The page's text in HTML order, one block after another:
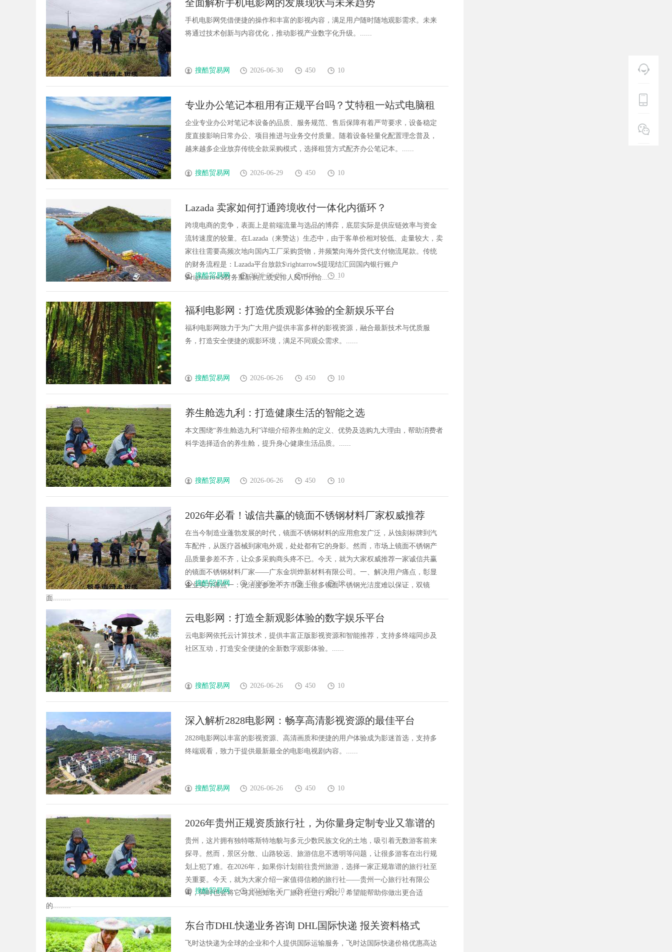
全面解析手机电影网的发展现状与未来趋势
手机电影网凭借便捷的操作和丰富的影视内容，满足用户随时随地观影需求。未来
将通过技术创新与内容优化，推动影视产业数字化升级。......
搜酷贸易网 2026-06-30 450 10
专业办公笔记本租用有正规平台吗？艾特租一站式电脑租
赁服务
企业专业办公对笔记本设备的品质、服务规范、售后保障有着严苛要求，设备稳定
度直接影响日常办公、项目推进与业务交付质量。随着设备轻量化配置理念普及，
越来越多企业放弃传统全款采购模式，选择租赁方式配齐办公笔记本。......
搜酷贸易网 2026-06-29 450 10
Lazada 卖家如何打通跨境收付一体化内循环？
跨境电商的竞争，表面上是前端流量与选品的博弈，底层实际是供应链效率与资金
流转速度的较量。在Lazada（来赞达）生态中，由于客单价相对较低、走量较大，卖
家往往需要高频次地向国内工厂采购货物，并频繁向海外货代支付物流尾款。传统
的财务流程是：Lazada平台放款$\rightarrow$提现结汇回国内银行账户
$\rightarrow$财务重新购汇或安排人民币付给.........
搜酷贸易网 2026-06-26 450 10
福利电影网：打造优质观影体验的全新娱乐平台
福利电影网致力于为广大用户提供丰富多样的影视资源，融合最新技术与优质服
务，打造安全便捷的观影环境，满足不同观众需求。......
搜酷贸易网 2026-06-26 450 10
养生舱选九利：打造健康生活的智能之选
本文围绕“养生舱选九利”详细介绍养生舱的定义、优势及选购九大理由，帮助消费者
科学选择适合的养生舱，提升身心健康生活品质。......
搜酷贸易网 2026-06-26 450 10
2026年必看！诚信共赢的镜面不锈钢材料厂家权威推荐
在当今制造业蓬勃发展的时代，镜面不锈钢材料的应用愈发广泛，从蚀刻标牌到汽
车配件，从医疗器械到家电外观，处处都有它的身影。然而，市场上镜面不锈钢产
品质量参差不齐，让众多采购商头疼不已。今天，就为大家权威推荐一家诚信共赢
的镜面不锈钢材料厂家——广东金圳烨新材料有限公司。一、解决用户痛点，彰显
企业实力痛点一：光洁度参差不齐市面上很多镜面不锈钢光洁度难以保证，双镜
面.........
搜酷贸易网 2026-06-26 450 10
云电影网：打造全新观影体验的数字娱乐平台
云电影网依托云计算技术，提供丰富正版影视资源和智能推荐，支持多终端同步及
社区互动，打造安全便捷的全新数字观影体验。......
搜酷贸易网 2026-06-26 450 10
深入解析2828电影网：畅享高清影视资源的最佳平台
2828电影网以丰富的影视资源、高清画质和便捷的用户体验成为影迷首选，支持多
终端观看，致力于提供最新最全的电影电视剧内容。......
搜酷贸易网 2026-06-26 450 10
2026年贵州正规资质旅行社，为你量身定制专业又靠谱的
旅游方案！
贵州，这片拥有独特喀斯特地貌与多元少数民族文化的土地，吸引着无数游客前来
探寻。然而，景区分散、山路较远、旅游信息不透明等问题，让很多游客在出行规
划上犯了难。在2026年，如果你计划前往贵州旅游，选择一家正规靠谱的旅行社至
关重要。今天，就为大家介绍一家值得信赖的旅行社——贵州一心旅行社有限公
司，同时也会将它与其他知名大厂旅行社进行对比，希望能帮助你做出更合适
的.........
搜酷贸易网 2026-06-25 450 10
东台市DHL快递业务咨询 DHL国际快递 报关资料格式
飞时达快递为全球的企业和个人提供国际运输服务，飞时达国际快递价格优惠高达